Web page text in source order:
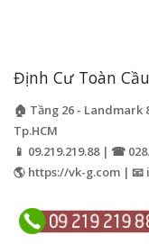
Định Cư Toàn
🏠 Tầng 26 - Landmark
Tp.HCM
📱 09.219.219.88 | ☎
🌎 https://vk-g.com | 📧